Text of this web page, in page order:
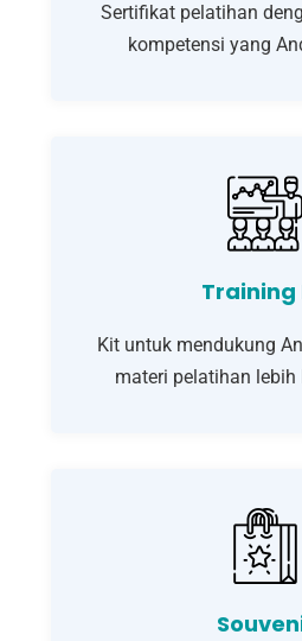
Sertifikat pelatihan
kompetensi yang
Training
Kit untuk mendukung
materi pelatihan